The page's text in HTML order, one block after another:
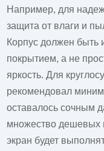
Например, для
защита от влаги и
Корпус должен быть
покрытием, а не
яркость. Для
рекомендовал
оставалось сочным
множество дешевых
экран будет